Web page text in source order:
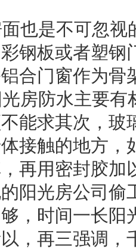
也是不可忽视
钢板或者塑
合门窗作为骨
房防水主要有
能求其次，玻
接触的地方
再用密封胶加
阳光房公司偷
，时间一长阳
，再三强调，